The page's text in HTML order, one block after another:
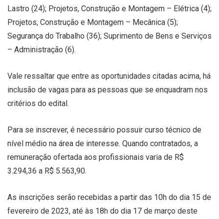
Lastro (24); Projetos, Construção e Montagem – Elétrica (4);
Projetos, Construção e Montagem – Mecânica (5);
Segurança do Trabalho (36); Suprimento de Bens e Serviços
– Administração (6).
Vale ressaltar que entre as oportunidades citadas acima, há
inclusão de vagas para as pessoas que se enquadram nos
critérios do edital.
Para se inscrever, é necessário possuir curso técnico de
nível médio na área de interesse. Quando contratados, a
remuneração ofertada aos profissionais varia de R$
3.294,36 a R$ 5.563,90.
As inscrições serão recebidas a partir das 10h do dia 15 de
fevereiro de 2023, até às 18h do dia 17 de março deste